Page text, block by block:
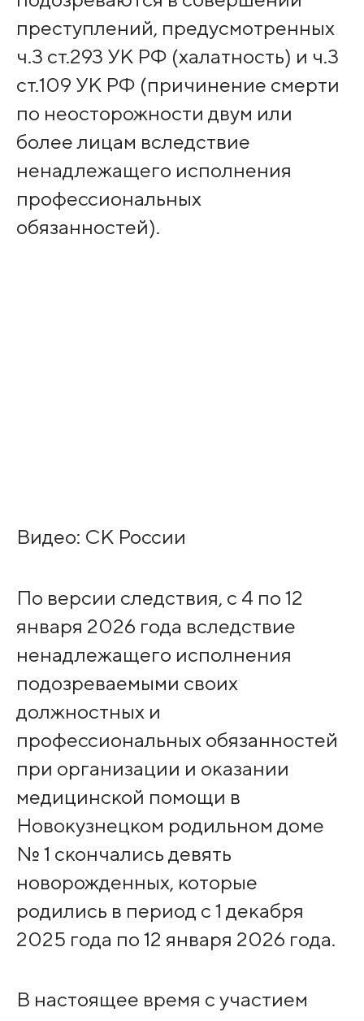
преступлений, предусмотренных
ч.3 ст.293 УК РФ (халатность) и ч.3
ст.109 УК РФ (причинение смерти
по неосторожности двум или
более лицам вследствие
ненадлежащего исполнения
профессиональных
обязанностей).
Видео: СК России
По версии следствия, с 4 по 12
января 2026 года вследствие
ненадлежащего исполнения
подозреваемыми своих
должностных и
профессиональных обязанностей
при организации и оказании
медицинской помощи в
Новокузнецком родильном доме
№ 1 скончались девять
новорожденных, которые
родились в период с 1 декабря
2025 года по 12 января 2026 года.
В настоящее время с участием